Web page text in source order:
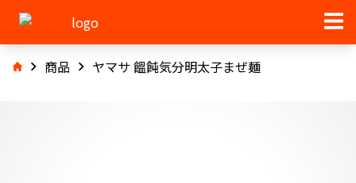
商品 ヤマサ 饂飩気分明太子まぜ麺